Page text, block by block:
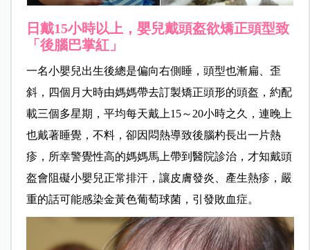
日戴15小時以上，嬰兒戴頭盔欲矯正頭型致
「後腦巴掌紅」
一名小嬰兒出生後總是偏向右側睡，頭型也漸扁、歪
斜，四個月大時由媽媽帶去訂製矯正頭形的頭盔，約配
載三個多星期，平均每天戴上15～20小時之久，連晚上
也戴著睡覺，不料，卻因悶熱導致後腦杓長出一片熱
疹，所幸警覺性高的媽媽馬上帶到醫院診治，才知戴頭
盔會阻礙小嬰兒正常排汗，讓皮膚發炎、產生熱疹，嚴
重的話可能感染金黃色葡萄球菌，引發敗血症。